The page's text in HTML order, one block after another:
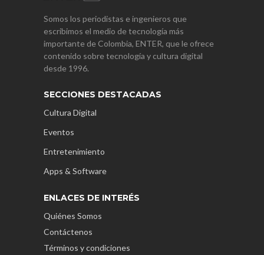
Somos los periodistas e ingenieros que
escribimos el medio de tecnología más
importante de Colombia, ENTER, que le ofrece
contenido sobre tecnología y cultura digital
desde 1996.
SECCIONES DESTACADAS
Cultura Digital
Eventos
Entretenimiento
Apps & Software
ENLACES DE INTERÉS
Quiénes Somos
Contáctenos
Términos y condiciones